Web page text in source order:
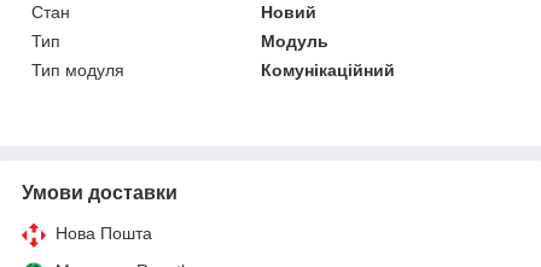
Стан
Новий
Тип
Модуль
Тип модуля
Комунікаційний
Умови доставки
Нова Пошта